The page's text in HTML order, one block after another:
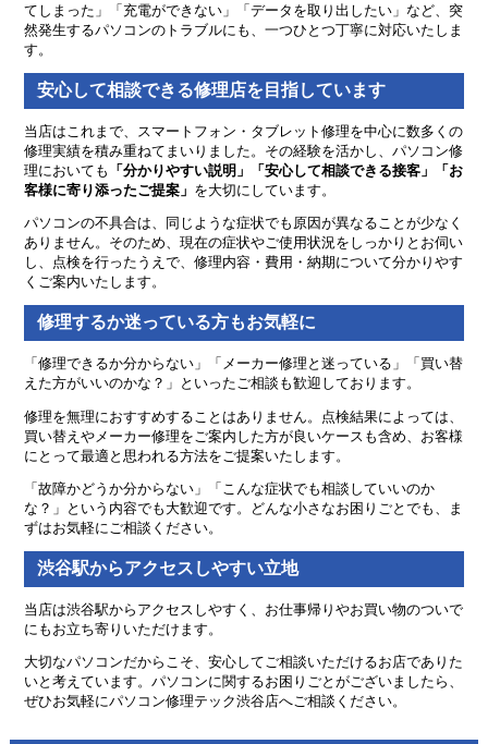
てしまった」「充電ができない」「データを取り出したい」など、突
然発生するパソコンのトラブルにも、一つひとつ丁寧に対応いたしま
す。
安心して相談できる修理店を目指しています
当店はこれまで、スマートフォン・タブレット修理を中心に数多くの
修理実績を積み重ねてまいりました。その経験を活かし、パソコン修
理においても 「分かりやすい説明」「安心して相談できる接客」「お
客様に寄り添ったご提案」 を大切にしています。
パソコンの不具合は、同じような症状でも原因が異なることが少なく
ありません。そのため、現在の症状やご使用状況をしっかりとお伺い
し、点検を行ったうえで、修理内容・費用・納期について分かりやす
くご案内いたします。
修理するか迷っている方もお気軽に
「修理できるか分からない」「メーカー修理と迷っている」「買い替
えた方がいいのかな？」といったご相談も歓迎しております。
修理を無理におすすめすることはありません。点検結果によっては、
買い替えやメーカー修理をご案内した方が良いケースも含め、お客様
にとって最適と思われる方法をご提案いたします。
「故障かどうか分からない」「こんな症状でも相談していいのか
な？」という内容でも大歓迎です。どんな小さなお困りごとでも、ま
ずはお気軽にご相談ください。
渋谷駅からアクセスしやすい立地
当店は渋谷駅からアクセスしやすく、お仕事帰りやお買い物のついで
にもお立ち寄りいただけます。
大切なパソコンだからこそ、安心してご相談いただけるお店でありた
いと考えています。パソコンに関するお困りごとがございましたら、
ぜひお気軽にパソコン修理テック渋谷店へご相談ください。